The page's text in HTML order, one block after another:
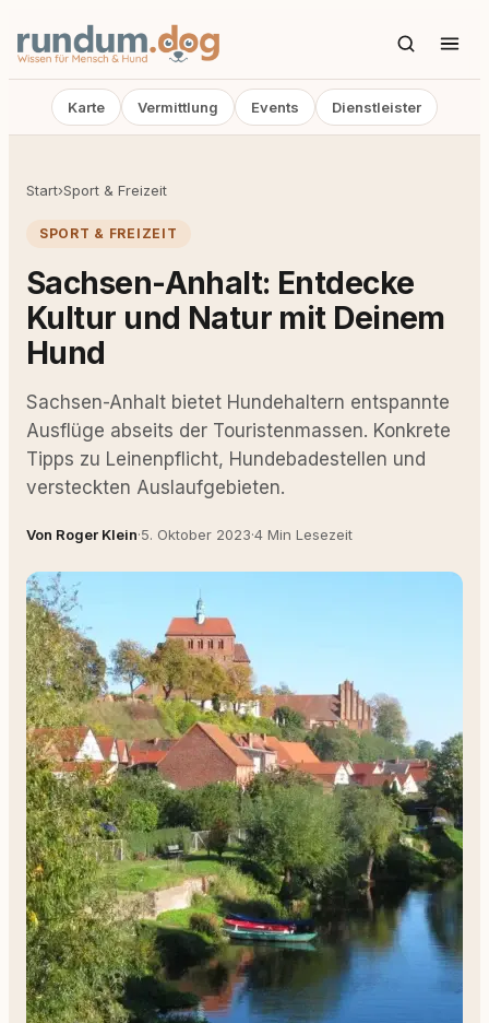
Karte Vermittlung Events Dienstleister
Start›Sport & Freizeit
SPORT & FREIZEIT
Sachsen-Anhalt: Entdecke
Kultur und Natur mit Deinem
Hund
Sachsen-Anhalt bietet Hundehaltern entspannte
Ausflüge abseits der Touristenmassen. Konkrete
Tipps zu Leinenpflicht, Hundebadestellen und
versteckten Auslaufgebieten.
Von Roger Klein·5. Oktober 2023·4 Min Lesezeit